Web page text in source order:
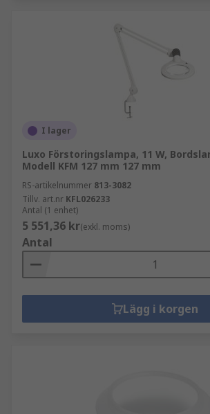
I lager
Luxo Förstoringslampa, 11 W,
Modell KFM 127 mm 127 mm
RS-artikelnummer 813-3082
Tillv. art.nr KFL026233
Antal (1 enhet)
5 551,36 kr(exkl. moms)
Antal
Lägg i korgen